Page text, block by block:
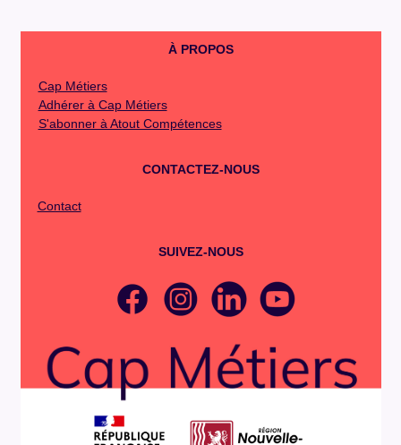
À PROPOS
Cap Métiers
Adhérer à Cap Métiers
S'abonner à Atout Compétences
CONTACTEZ-NOUS
Contact
SUIVEZ-NOUS